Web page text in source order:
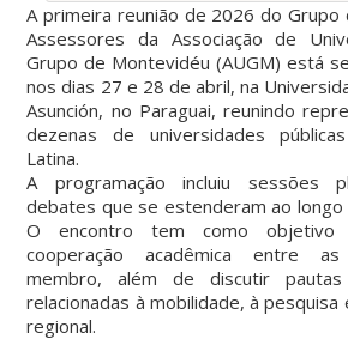
A primeira reunião de 2026 do Grupo
Assessores da Associação de
Grupo de Montevidéu (AUGM) está
nos dias 27 e 28 de abril, na
Asunción, no Paraguai, reunindo
dezenas de universidades
Latina.
A programação incluiu sessões
debates que se estenderam ao longo
O encontro tem como objetivo
cooperação acadêmica entre as
membro, além de discutir pautas
relacionadas à mobilidade, à pesquisa
regional.